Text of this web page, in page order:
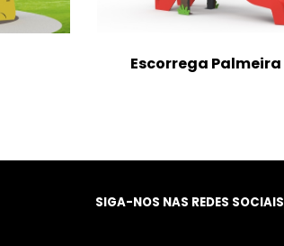
Escorrega Palmeira
SIGA-NOS NAS REDES SOCIAIS